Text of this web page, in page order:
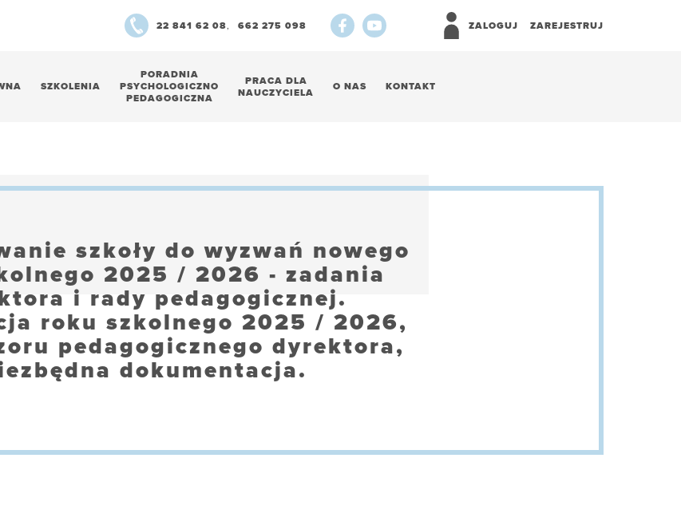
22 841 62 08 662 275 098 ZALOGUJ ZAREJESTRUJ
SZKOLENIA
PORADNIA
PSYCHOLOGICZNO
PEDAGOGICZNA
PRACA DLA
NAUCZYCIELA
O NAS KONTAKT
szkoły do wyzwań nowego
2025 / 2026 - zadania
i rady pedagogicznej.
roku szkolnego 2025 / 2026,
pedagogicznego dyrektora,
dokumentacja.